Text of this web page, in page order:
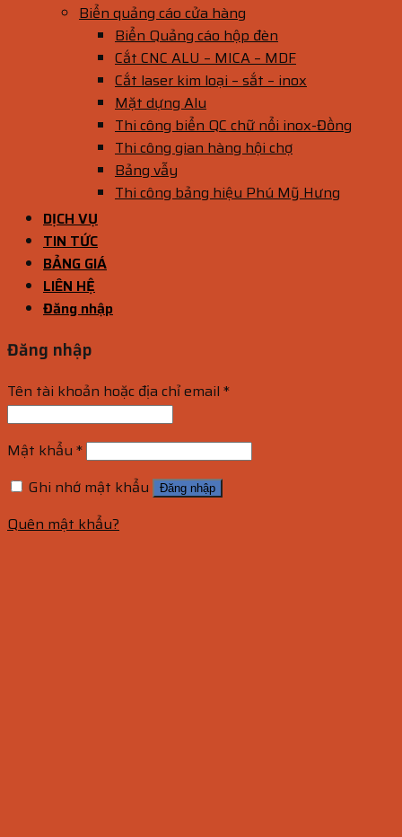
Biển quảng cáo cửa hàng
Biển Quảng cáo hộp đèn
Cắt CNC ALU – MICA – MDF
Cắt laser kim loại – sắt – inox
Mặt dựng Alu
Thi công biển QC chữ nổi inox-Đồng
Thi công gian hàng hội chợ
Bảng vẫy
Thi công bảng hiệu Phú Mỹ Hưng
DỊCH VỤ
TIN TỨC
BẢNG GIÁ
LIÊN HỆ
Đăng nhập
Đăng nhập
Tên tài khoản hoặc địa chỉ email *
Mật khẩu *
Ghi nhớ mật khẩu
Đăng nhập
Quên mật khẩu?